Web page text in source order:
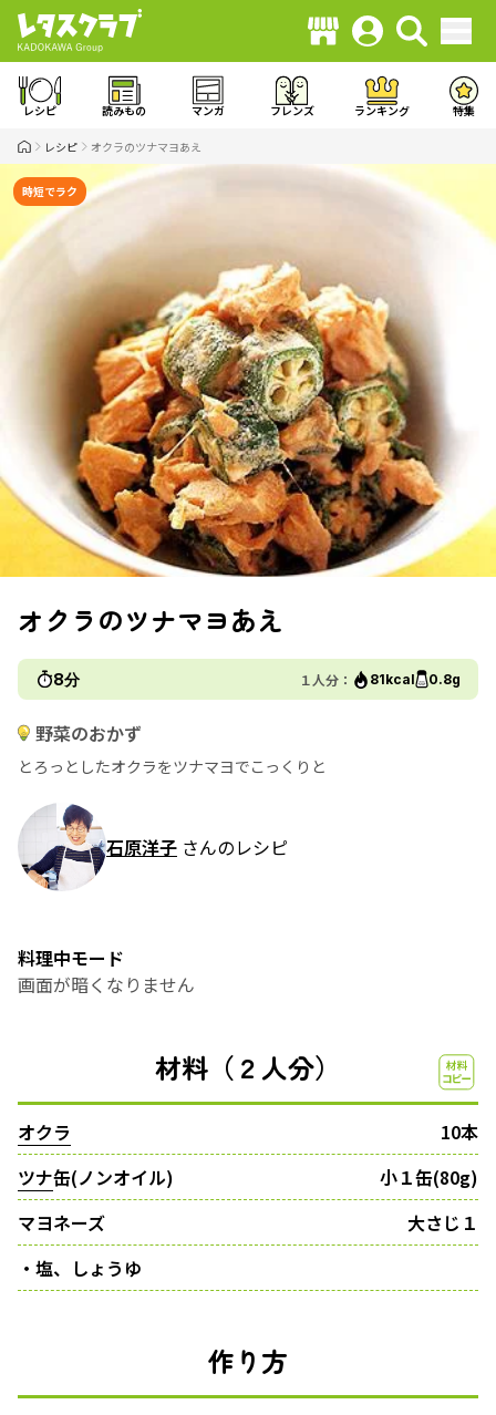
レシピ 読みもの マンガ フレンズ ランキング 特集
レシピ オクラのツナマヨあえ
時短でラク
オクラのツナマヨあえ
8分 １人分： 81kcal 0.8g
野菜のおかず
とろっとしたオクラをツナマヨでこっくりと
石原洋子 さんのレシピ
料理中モード
画面が暗くなりません
材料（２人分）
オクラ
10本
ツナ缶(ノンオイル)
小１缶(80g)
マヨネーズ
大さじ１
・塩、しょうゆ
作り方